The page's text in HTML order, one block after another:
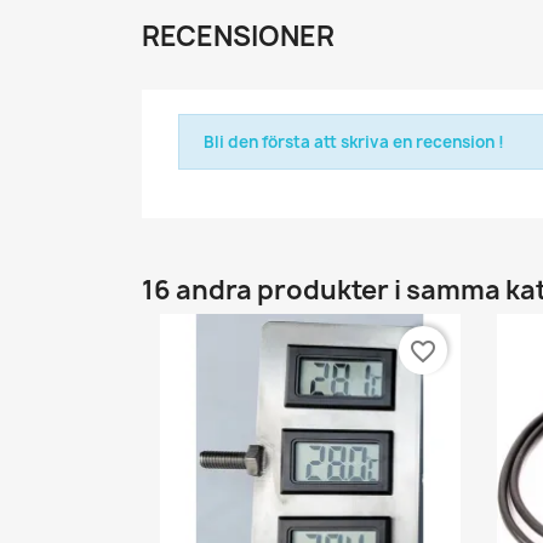
RECENSIONER
Bli den första att skriva en recension !
16 andra produkter i samma
favorite_border